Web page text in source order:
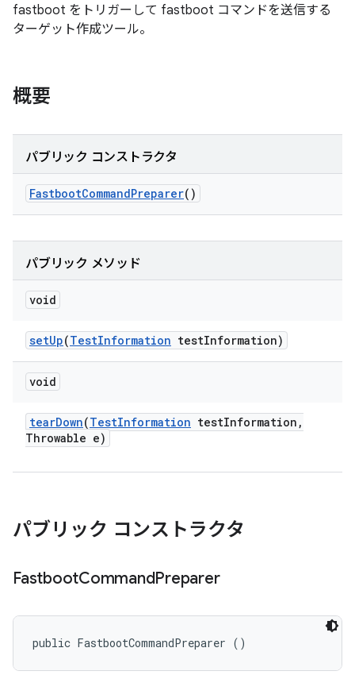
fastboot をトリガーして fastboot コマンドを送信する
ターゲット作成ツール。
概要
パブリック コンストラクタ
FastbootCommandPreparer()
パブリック メソッド
void
setUp(TestInformation testInformation)
void
tearDown(TestInformation testInformation ,
Throwable e)
パブリック コンストラクタ
FastbootCommandPreparer
public FastbootCommandPreparer ()